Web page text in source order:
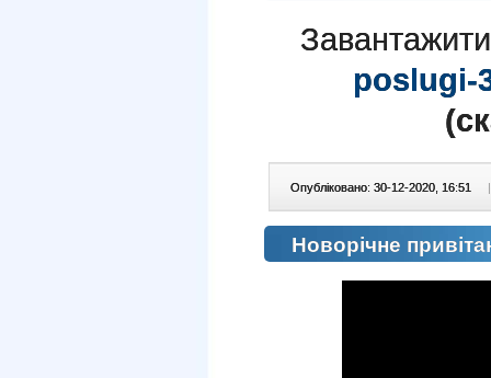
poslugi-
Опубліковано: 30-12-2020, 16:51 |
Новорічне